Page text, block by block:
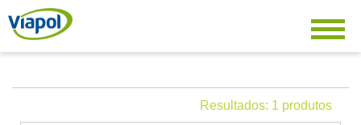
Resultados: 1 produtos